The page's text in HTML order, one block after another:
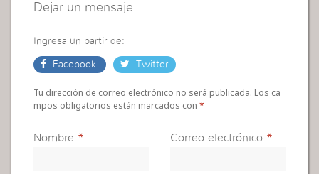
Dejar un mensaje
Ingresa un partir de:
Facebook Twitter
Tu dirección de correo electrónico no será publicada. Los ca
mpos obligatorios están marcados con*
Nombre * Correo electrónico *